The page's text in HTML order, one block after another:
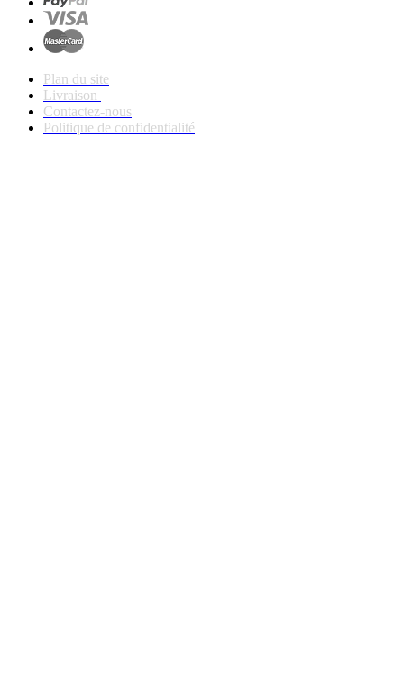
Plan du site
Livraison
Contactez-nous
Politique de confidentialité